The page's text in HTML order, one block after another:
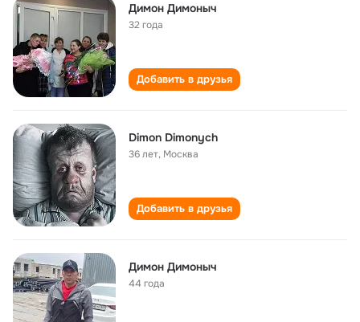
Димон Димоныч
32 года
Добавить в друзья
Dimon Dimonych
36 лет, Москва
Добавить в друзья
Димон Димоныч
44 года